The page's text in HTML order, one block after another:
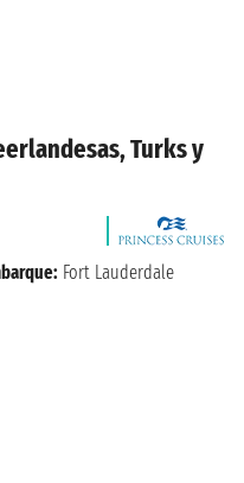
Turks y
Fort Lauderdale